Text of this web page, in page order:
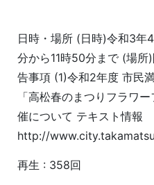
日時・場所 (日時)令和3年
分から11時50分まで (場所
告事項 (1)令和2年度 市民
「高松春のまつりフラワ
催について テキスト情報
http://
再生 : 358回